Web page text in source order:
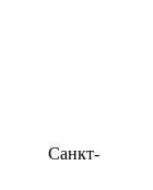
Санкт-